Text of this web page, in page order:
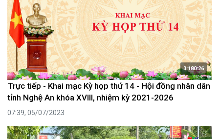
3:180:26
Trực tiếp - Khai mạc Kỳ họp thứ 14 - Hội đồng nhân dân
tỉnh Nghệ An khóa XVIII, nhiệm kỳ 2021-2026
07:39, 05/07/2023